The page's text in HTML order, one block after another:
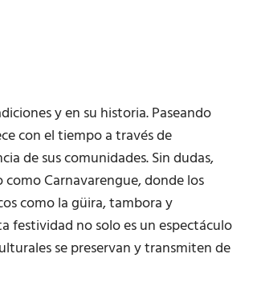
y en su historia. Paseando
con el tiempo a través de
de sus comunidades. Sin dudas,
Carnavarengue, donde los
como la güira, tambora y
festividad no solo es un espectáculo
se preservan y transmiten de